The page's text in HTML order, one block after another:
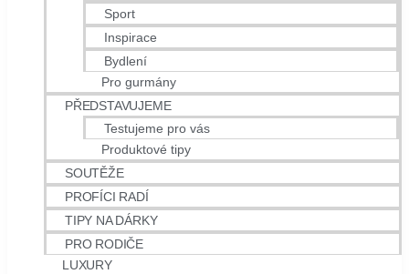
Sport
Inspirace
Bydlení
Pro gurmány
PŘEDSTAVUJEME
Testujeme pro vás
Produktové tipy
SOUTĚŽE
PROFÍCI RADÍ
TIPY NA DÁRKY
PRO RODIČE
LUXURY